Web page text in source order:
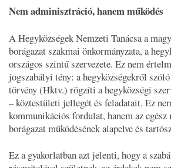
Nem adminisztráció, hanem működés
A Hegyközségek Nemzeti Tanácsa a
borágazat szakmai önkormányzata, a
országos szintű szervezete. Ez nem
jogszabályi tény: a hegyközségekről
törvény (Hktv.) rögzíti a hegyközségi
– köztestületi jellegét és feladatait. Ez
kommunikációs fordulat, hanem az egész
borágazat működésének alapelve és
Ez a gyakorlatban azt jelenti, hogy a